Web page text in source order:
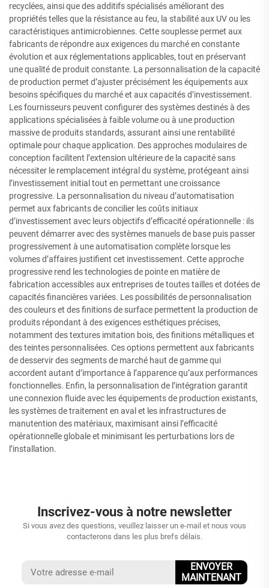
recyclées, ainsi que des additifs spécialisés améliorant des
propriétés telles que la résistance au feu, la stabilité aux UV ou les
caractéristiques antimicrobiennes. Cette souplesse permet aux
fabricants de répondre aux exigences du marché en constante
évolution et aux réglementations applicables, tout en préservant
une qualité de produit constante. La personnalisation de la capacité
de production permet d’ajuster précisément les équipements aux
besoins spécifiques du marché et aux capacités d’investissement.
Les fournisseurs peuvent configurer des systèmes destinés à des
applications spécialisées à faible volume ou à une production
massive de produits standards, assurant ainsi une rentabilité
optimale pour chaque application. Des approches modulaires de
conception facilitent l’extension ultérieure de la capacité sans
nécessiter le remplacement intégral du système, protégeant ainsi
l’investissement initial tout en permettant une croissance
progressive. La personnalisation du niveau d’automatisation
permet aux fabricants de concilier les coûts initiaux
d’investissement avec leurs objectifs d’efficacité opérationnelle : ils
peuvent démarrer avec des systèmes manuels de base puis passer
progressivement à une automatisation complète lorsque les
volumes d’affaires justifient cet investissement. Cette approche
progressive rend les technologies de pointe en matière de
fabrication accessibles aux entreprises de toutes tailles et dotées de
capacités financières variées. Les possibilités de personnalisation
des couleurs et des finitions de surface permettent la production de
produits répondant à des exigences esthétiques précises,
notamment des textures imitation bois, des finitions métalliques et
des teintes personnalisées. Ces options permettent aux fabricants
de desservir des segments de marché haut de gamme qui
accordent autant d’importance à l’apparence qu’aux performances
fonctionnelles. Enfin, la personnalisation de l’intégration garantit
une connexion fluide avec les équipements de production existants,
les systèmes de traitement en aval et les infrastructures de
manutention des matériaux, maximisant ainsi l’efficacité
opérationnelle globale et minimisant les perturbations lors de
l’installation.
Inscrivez-vous à notre newsletter
Si vous avez des questions, veuillez laisser un e-mail et nous vous
contacterons dans les plus brefs délais.
ENVOYER
MAINTENANT